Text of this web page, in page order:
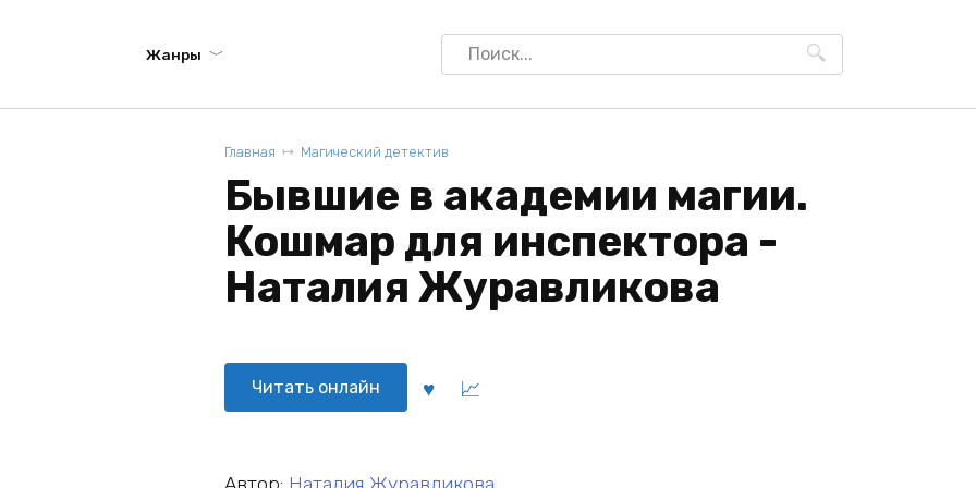
Жанры
Search
for:
Главная Магический детектив
Бывшие в академии магии.
Кошмар для инспектора -
Наталия Журавликова
Читать онлайн
Автор: Наталия Журавликова